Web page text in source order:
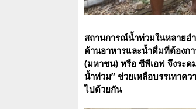
สถานการณ์น้ำท่วมในหลายอ
ด้านอาหารและน้ำดื่มที่ต้องก
(มหาชน) หรือ ซีพีเอฟ จึงระด
น้ำท่วม” ช่วยเหลือบรรเทาค
ไปด้วยกัน